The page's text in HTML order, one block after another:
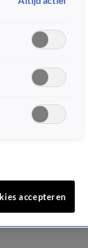
accepteren